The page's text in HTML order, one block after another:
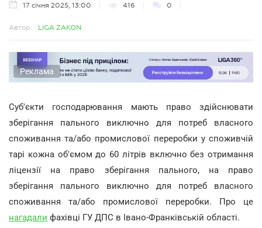
17 січня 2025, 13:00 416 0
Автор: LIGA ZAKON
Реклама
Суб'єкти господарювання мають право здійснювати
зберігання пального виключно для потреб власного
споживання та/або промислової переробки у споживчій
тарі кожна об'ємом до 60 літрів включно без отримання
ліцензії на право зберігання пального, на право
зберігання пального виключно для потреб власного
споживання та/або промислової переробки. Про це
нагадали фахівці ГУ ДПС в Івано-Франківській області.